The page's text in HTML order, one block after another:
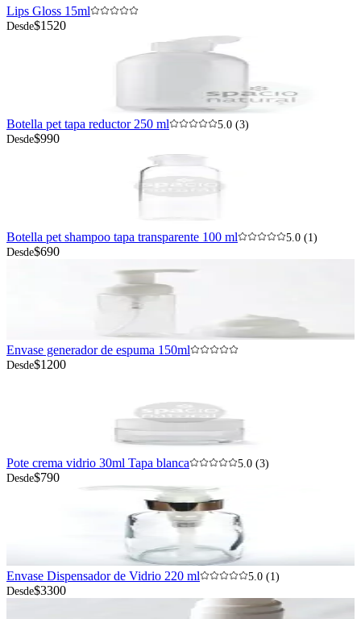
Lips Gloss 15ml
Desde$1520
Botella pet tapa reductor 250 ml
5.0 (3)
Desde$990
Botella pet shampoo tapa transparente 100 ml
5.0 (1)
Desde$690
Envase generador de espuma 150ml
Desde$1200
Pote crema vidrio 30ml Tapa blanca
5.0 (3)
Desde$790
Envase Dispensador de Vidrio 220 ml
5.0 (1)
Desde$3300